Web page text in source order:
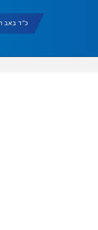
כ"ד באב תשפ"ו